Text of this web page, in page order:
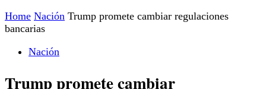
Home Nación Trump promete cambiar regulaciones
bancarias
Nación
Trump promete cambiar